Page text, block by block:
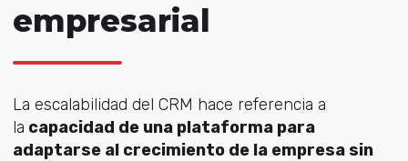
empresarial
La escalabilidad del CRM hace referencia a
la capacidad de una plataforma para
adaptarse al crecimiento de la empresa sin